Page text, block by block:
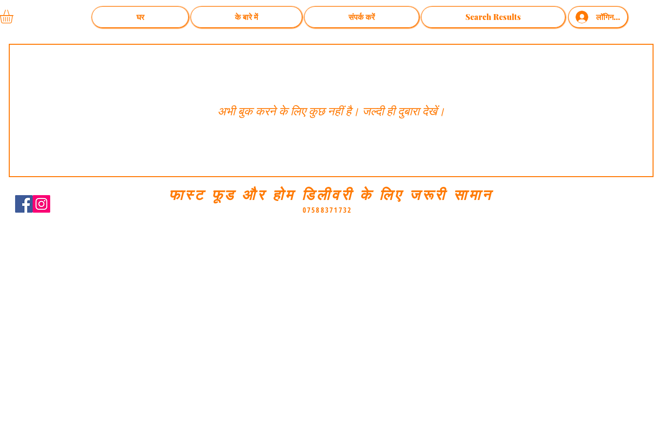
घर के बारे में संपर्क करें Search Results लॉगिन करें
अभी बुक करने के लिए कुछ नहीं है। जल्दी ही दुबारा देखें।
फास्ट फूड और होम डिलीवरी के लिए जरूरी सामान
07588371732